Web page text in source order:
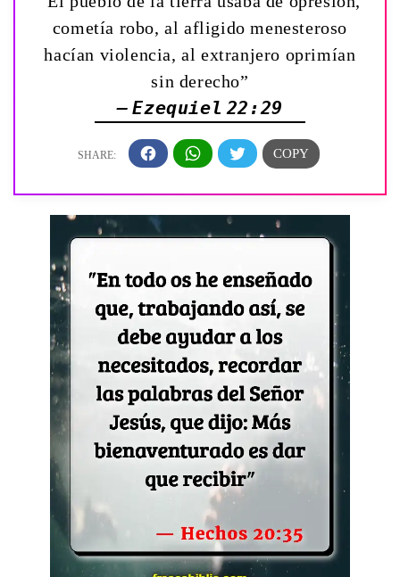
cometía robo, al afligido menesteroso
hacían violencia, al extranjero oprimían
sin derecho”
— Ezequiel 22:29